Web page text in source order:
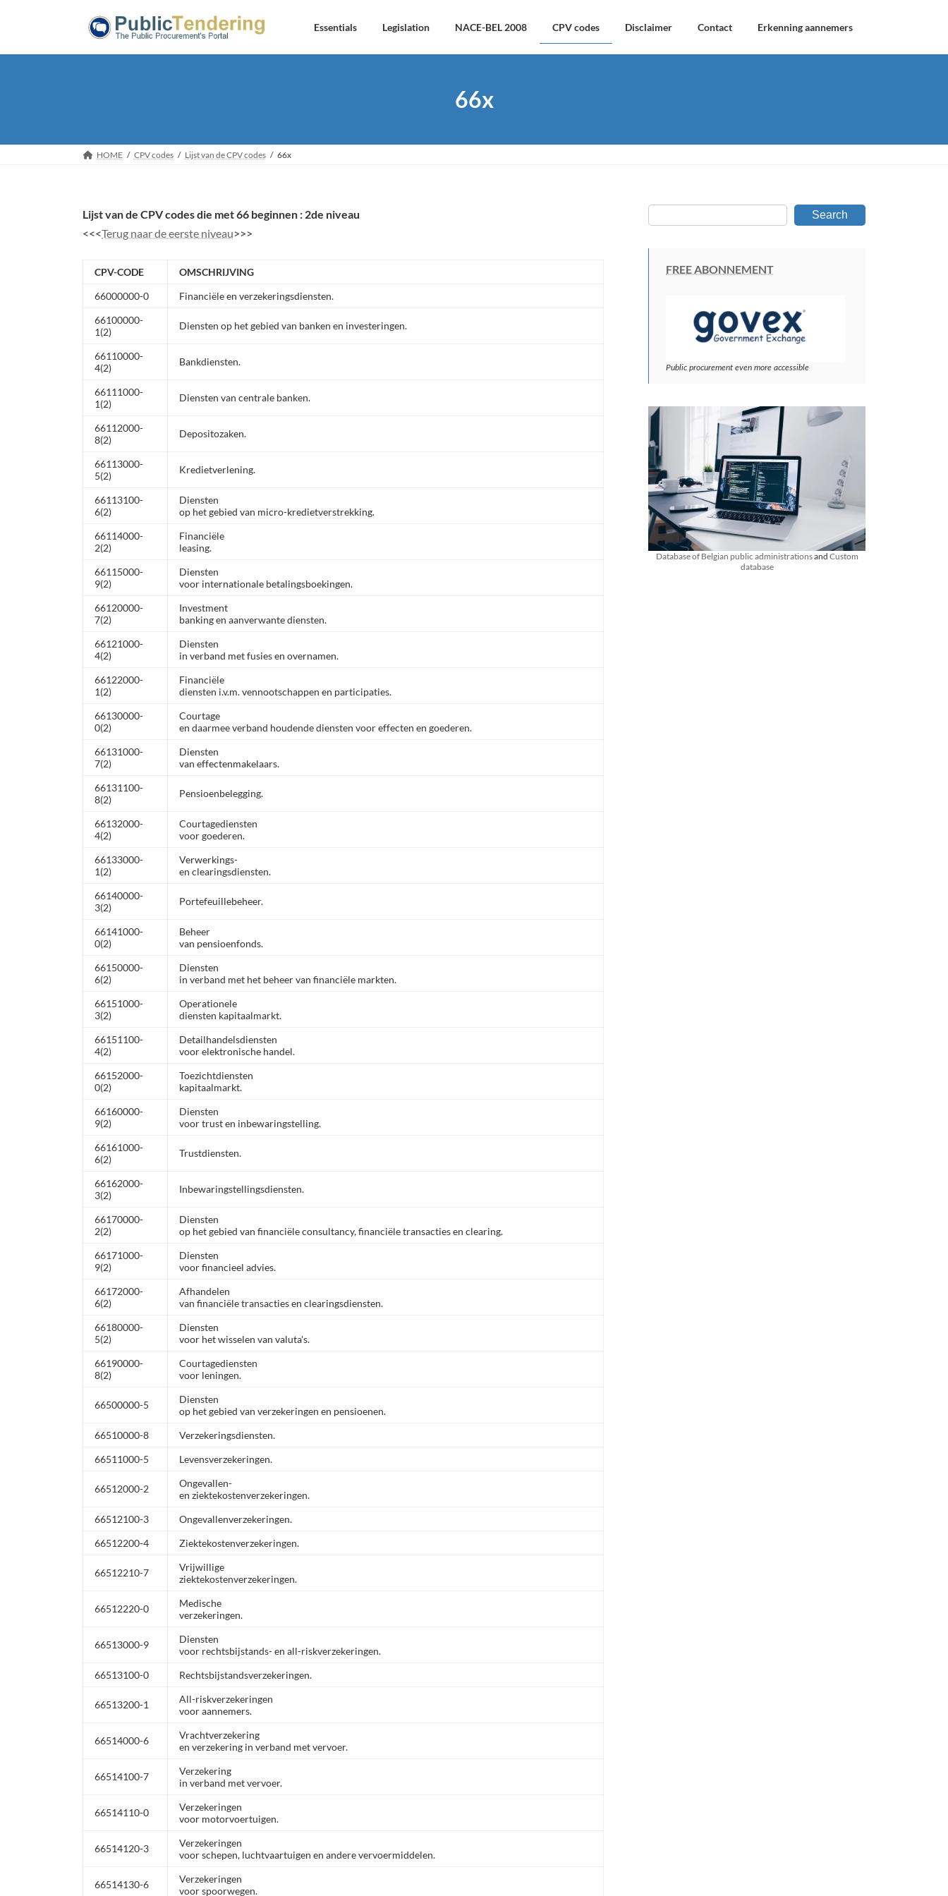
Essentials Legislation NACE-BEL 2008 CPV codes Disclaimer Contact Erkenning aannemers
66x
HOME CPV codes Lijst van de CPV codes 66x
Lijst van de CPV codes die met 66 beginnen : 2de niveau
<<<Terug naar de eerste niveau>>>
CPV-CODE
OMSCHRIJVING
66000000-0
Financiële en verzekeringsdiensten.
66100000-
1(2)
Diensten op het gebied van banken en investeringen.
66110000-
4(2)
Bankdiensten.
66111000-
1(2)
Diensten van centrale banken.
66112000-
8(2)
Depositozaken.
66113000-
5(2)
Kredietverlening.
66113100-
6(2)
Diensten
op het gebied van micro-kredietverstrekking.
66114000-
2(2)
Financiële
leasing.
66115000-
9(2)
Diensten
voor internationale betalingsboekingen.
66120000-
7(2)
Investment
banking en aanverwante diensten.
66121000-
4(2)
Diensten
in verband met fusies en overnamen.
66122000-
1(2)
Financiële
diensten i.v.m. vennootschappen en participaties.
66130000-
0(2)
Courtage
en daarmee verband houdende diensten voor effecten en goederen.
66131000-
7(2)
Diensten
van effectenmakelaars.
66131100-
8(2)
Pensioenbelegging.
66132000-
4(2)
Courtagediensten
voor goederen.
66133000-
1(2)
Verwerkings-
en clearingsdiensten.
66140000-
3(2)
Portefeuillebeheer.
66141000-
0(2)
Beheer
van pensioenfonds.
66150000-
6(2)
Diensten
in verband met het beheer van financiële markten.
66151000-
3(2)
Operationele
diensten kapitaalmarkt.
66151100-
4(2)
Detailhandelsdiensten
voor elektronische handel.
66152000-
0(2)
Toezichtdiensten
kapitaalmarkt.
66160000-
9(2)
Diensten
voor trust en inbewaringstelling.
66161000-
6(2)
Trustdiensten.
66162000-
3(2)
Inbewaringstellingsdiensten.
66170000-
2(2)
Diensten
op het gebied van financiële consultancy, financiële transacties en clearing.
66171000-
9(2)
Diensten
voor financieel advies.
66172000-
6(2)
Afhandelen
van financiële transacties en clearingsdiensten.
66180000-
5(2)
Diensten
voor het wisselen van valuta's.
66190000-
8(2)
Courtagediensten
voor leningen.
66500000-5
Diensten
op het gebied van verzekeringen en pensioenen.
66510000-8
Verzekeringsdiensten.
66511000-5
Levensverzekeringen.
66512000-2
Ongevallen-
en ziektekostenverzekeringen.
66512100-3
Ongevallenverzekeringen.
66512200-4
Ziektekostenverzekeringen.
66512210-7
Vrijwillige
ziektekostenverzekeringen.
66512220-0
Medische
verzekeringen.
66513000-9
Diensten
voor rechtsbijstands- en all-riskverzekeringen.
66513100-0
Rechtsbijstandsverzekeringen.
66513200-1
All-riskverzekeringen
voor aannemers.
66514000-6
Vrachtverzekering
en verzekering in verband met vervoer.
66514100-7
Verzekering
in verband met vervoer.
66514110-0
Verzekeringen
voor motorvoertuigen.
66514120-3
Verzekeringen
voor schepen, luchtvaartuigen en andere vervoermiddelen.
66514130-6
Verzekeringen
voor spoorwegen.
Search
FREE ABONNEMENT
Public procurement even more accessible
Database of Belgian public administrationsand Custom
database